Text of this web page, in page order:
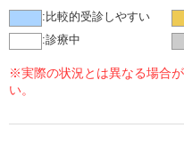
: 比較的受診しやすい
:診療中
※実際の状況とは異なる場合
い。